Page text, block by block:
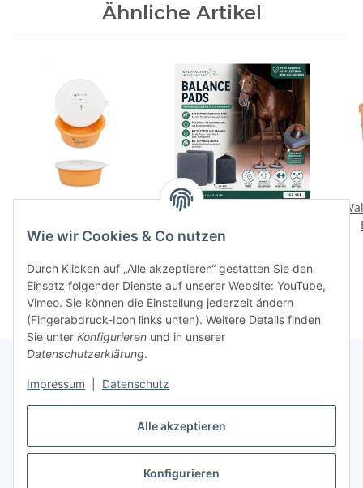
Alle akzeptieren
Konfigurieren
Wie wir Cookies & Co nutzen
Durch Klicken auf „Alle akzeptieren“ gestatten Sie den
Einsatz folgender Dienste auf unserer Website: YouTube,
Vimeo. Sie können die Einstellung jederzeit ändern
(Fingerabdruck-Icon links unten). Weitere Details finden
Sie unter Konfigurieren und in unserer
Datenschutzerklärung.
Impressum Datenschutz
Ähnliche Artikel
8,95 €*
Waldhausen Health +
Koordination
29,95 €
Gesetzliche Informationen